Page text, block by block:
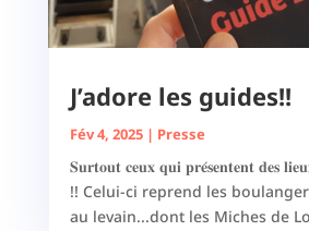
J’adore les guides!!
Fév 4, 2025| Presse
𝐒𝐮𝐫𝐭𝐨𝐮𝐭 𝐜𝐞𝐮𝐱 𝐪𝐮𝐢 𝐩𝐫𝐞́𝐬𝐞𝐧𝐭𝐞𝐧𝐭 𝐝𝐞𝐬
!! Celui-ci reprend les
au levain...dont les Miches de